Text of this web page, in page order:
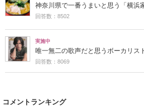
神奈川県で一番うまいと思う「横浜
回答数：8502
実施中
唯一無二の歌声だと思うボーカリス
回答数：8069
コメントランキング